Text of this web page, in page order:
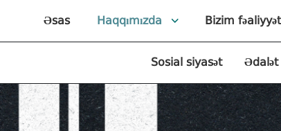
Əsas Haqqımızda Bizim
Sosial siyasət Ədalət